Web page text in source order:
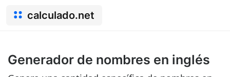
calculado.net
Generador de nombres en inglés